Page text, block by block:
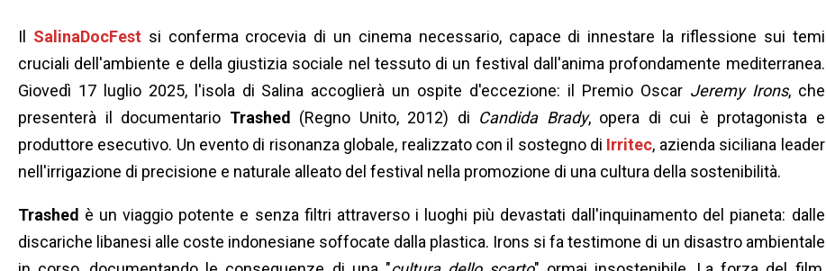
Il SalinaDocFest si conferma crocevia di un cinema necessario, capace di innestare la riflessione sui temi
cruciali dell'ambiente e della giustizia sociale nel tessuto di un festival dall'anima profondamente mediterranea.
Giovedì 17 luglio 2025, l'isola di Salina accoglierà un ospite d'eccezione: il Premio Oscar Jeremy Irons, che
presenterà il documentario Trashed (Regno Unito, 2012) di Candida Brady, opera di cui è protagonista e
produttore esecutivo. Un evento di risonanza globale, realizzato con il sostegno di Irritec, azienda siciliana leader
nell'irrigazione di precisione e naturale alleato del festival nella promozione di una cultura della sostenibilità.
Trashed è un viaggio potente e senza filtri attraverso i luoghi più devastati dall'inquinamento del pianeta: dalle
discariche libanesi alle coste indonesiane soffocate dalla plastica. Irons si fa testimone di un disastro ambientale